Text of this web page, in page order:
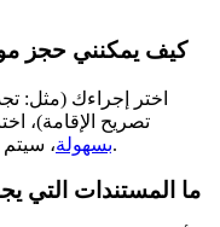
كيف يمكنني حجز
تصريح الإقامة)،
بسهولة، سيتم إرسال بريد إلكتروني/رسالة نصية للتأكيد.
ما المستندات التي